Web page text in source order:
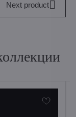
Next product